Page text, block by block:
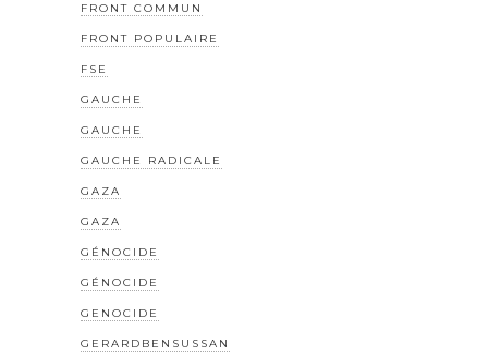
FRONT COMMUN
FRONT POPULAIRE
FSE
GAUCHE
GAUCHE
GAUCHE RADICALE
GAZA
GAZA
GÉNOCIDE
GÉNOCIDE
GENOCIDE
GERARDBENSUSSAN